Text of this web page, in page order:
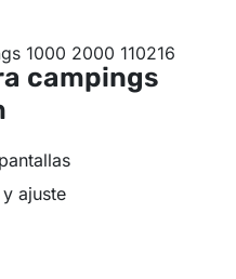
campings
ajuste